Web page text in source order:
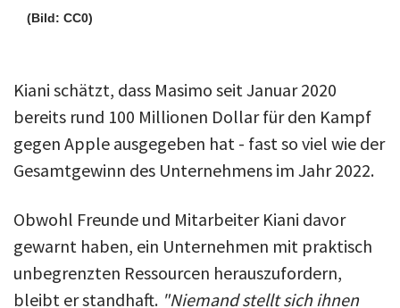
(Bild: CC0)
Kiani schätzt, dass Masimo seit Januar 2020
bereits rund 100 Millionen Dollar für den Kampf
gegen Apple ausgegeben hat - fast so viel wie der
Gesamtgewinn des Unternehmens im Jahr 2022.
Obwohl Freunde und Mitarbeiter Kiani davor
gewarnt haben, ein Unternehmen mit praktisch
unbegrenzten Ressourcen herauszufordern,
bleibt er standhaft. "Niemand stellt sich ihnen